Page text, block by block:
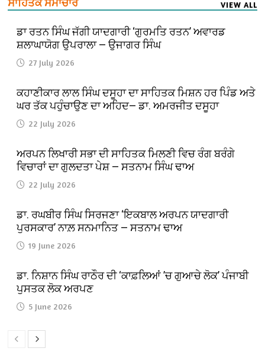
ਸਾਹਿਤਕ ਸਮਾਚਾਰ VIEW ALL
ਡਾ ਰਤਨ ਸਿੰਘ ਜੱਗੀ ਯਾਦਗਾਰੀ ‘ਗੁਰਮਤਿ ਰਤਨ’ ਅਵਾਰਡ
ਸ਼ਲਾਘਾਯੋਗ ਉਪਰਾਲਾ — ਉਜਾਗਰ ਸਿੰਘ
27 July 2026
ਕਹਾਣੀਕਾਰ ਲਾਲ ਸਿੰਘ ਦਸੂਹਾ ਦਾ ਸਾਹਿਤਕ ਮਿਸ਼ਨ ਹਰ ਪਿੰਡ ਅਤੇ
ਘਰ ਤੱਕ ਪਹੁੰਚਾਉਣ ਦਾ ਅਹਿਦ— ਡਾ. ਅਮਰਜੀਤ ਦਸੂਹਾ
22 July 2026
ਅਰਪਨ ਲਿਖਾਰੀ ਸਭਾ ਦੀ ਸਾਹਿਤਕ ਮਿਲਣੀ ਵਿਚ ਰੰਗ ਬਰੰਗੇ
ਵਿਚਾਰਾਂ ਦਾ ਗੁਲਦਤਾ ਪੇਸ਼ — ਸਤਨਾਮ ਸਿੰਘ ਢਾਅ
22 July 2026
ਡਾ. ਰਘਬੀਰ ਸਿੰਘ ਸਿਰਜਣਾ ‘ਇਕਬਾਲ ਅਰਪਨ ਯਾਦਗਾਰੀ
ਪੁਰਸਕਾਰ’ ਨਾਲ਼ ਸਨਮਾਨਿਤ — ਸਤਨਾਮ ਢਾਅ
19 June 2026
ਡਾ. ਨਿਸ਼ਾਨ ਸਿੰਘ ਰਾਠੌਰ ਦੀ ‘ਕਾਫ਼ਲਿਆਂ ’ਚ ਗੁਆਚੇ ਲੋਕ’ ਪੰਜਾਬੀ
ਪੁਸਤਕ ਲੋਕ ਅਰਪਣ
5 June 2026